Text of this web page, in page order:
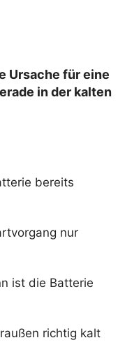
Ursache für eine
in der kalten
bereits
nur
ist die Batterie
richtig kalt